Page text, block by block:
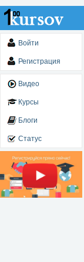
Войти
Регистрация
Видео
Курсы
Блоги
Статус